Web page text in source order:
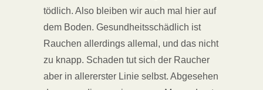
tödlich. Also bleiben wir auch mal hier auf
dem Boden. Gesundheitsschädlich ist
Rauchen allerdings allemal, und das nicht
zu knapp. Schaden tut sich der Raucher
aber in allererster Linie selbst. Abgesehen